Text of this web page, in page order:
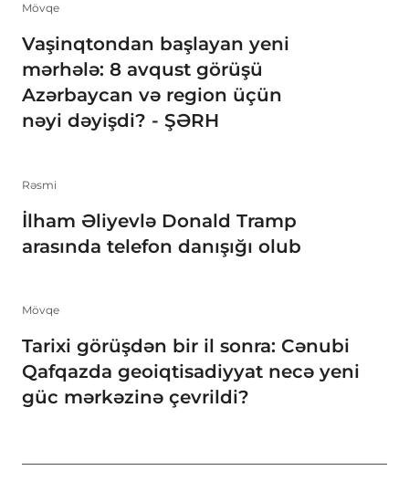
Mövqe
Vaşinqtondan başlayan yeni
mərhələ: 8 avqust görüşü
Azərbaycan və region üçün
nəyi dəyişdi? - ŞƏRH
Rəsmi
İlham Əliyevlə Donald Tramp
arasında telefon danışığı olub
Mövqe
Tarixi görüşdən bir il sonra: Cənubi
Qafqazda geoiqtisadiyyat necə yeni
güc mərkəzinə çevrildi?